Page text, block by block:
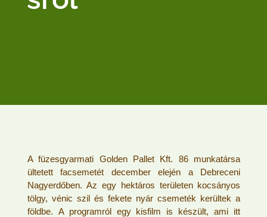
A füzesgyarmati Golden Pallet Kft. 86 munkatársa
ültetett facsemetét december elején a Debreceni
Nagyerdőben. Az egy hektáros területen kocsányos
tölgy, vénic szil és fekete nyár csemeték kerültek a
földbe. A programról egy kisfilm is készült, ami itt